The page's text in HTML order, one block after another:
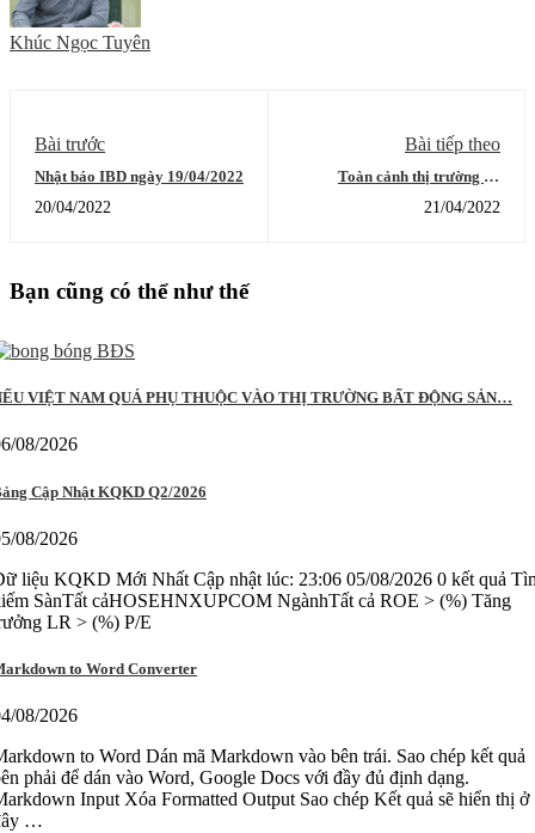
Khúc Ngọc Tuyên
Bài trước
Nhật báo IBD ngày 19/04/2022
20/04/2022
Bài tiếp theo
Toàn cảnh thị trường và
20/4/2022
21/04/2022
Bạn cũng có thể như thế
VIỆT NAM QUÁ PHỤ THUỘC VÀO THỊ TRƯỜNG BẤT ĐỘNG SẢN…
08/2026
Cập Nhật KQKD Q2/2026
08/2026
liệu KQKD Mới Nhất Cập nhật lúc: 23:06 05/08/2026 0 kết quả
SànTất cảHOSEHNXUPCOM NgànhTất cả ROE > (%) Tăng
LR > (%) P/E
to Word Converter
08/2026
to Word Dán mã Markdown vào bên trái. Sao chép kết quả
phải để dán vào Word, Google Docs với đầy đủ định dạng.
Input Xóa Formatted Output Sao chép Kết quả sẽ hiển thị ở
…